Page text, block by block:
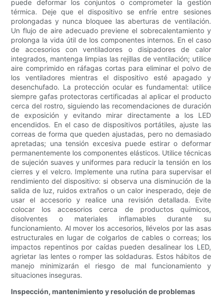
puede deformar los conjuntos o comprometer la gestión
térmica. Deje que el dispositivo se enfríe entre sesiones
prolongadas y nunca bloquee las aberturas de ventilación.
Un flujo de aire adecuado previene el sobrecalentamiento y
prolonga la vida útil de los componentes internos. En el caso
de accesorios con ventiladores o disipadores de calor
integrados, mantenga limpias las rejillas de ventilación; utilice
aire comprimido en ráfagas cortas para eliminar el polvo de
los ventiladores mientras el dispositivo esté apagado y
desenchufado. La protección ocular es fundamental: utilice
siempre gafas protectoras certificadas al aplicar el producto
cerca del rostro, siguiendo las recomendaciones de duración
de exposición y evitando mirar directamente a los LED
encendidos. En el caso de dispositivos portátiles, ajuste las
correas de forma que queden ajustadas, pero no demasiado
apretadas; una tensión excesiva puede estirar o deformar
permanentemente los componentes elásticos. Utilice técnicas
de sujeción suaves y uniformes para reducir la tensión en los
cierres y el velcro. Implemente una rutina para supervisar el
rendimiento del dispositivo: si observa una disminución de la
salida de luz, ruidos extraños o un calor inesperado, deje de
usar el accesorio y realice una revisión detallada. Evite
colocar los accesorios cerca de productos químicos,
disolventes o materiales inflamables durante su
funcionamiento. Al mover los accesorios, llévelos por las asas
estructurales en lugar de colgarlos de cables o correas; los
impactos repentinos por caídas pueden desalinear los LED,
agrietar las lentes o romper las soldaduras. Estos hábitos de
manejo minimizarán el riesgo de mal funcionamiento y
situaciones inseguras.
Inspección, mantenimiento y resolución de problemas